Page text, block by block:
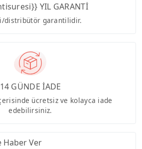
YIL GARANTİ
distribütör garantilidir.
14 GÜNDE İADE
ücretsiz ve kolayca iade
edebilirsiniz.
Haber Ver